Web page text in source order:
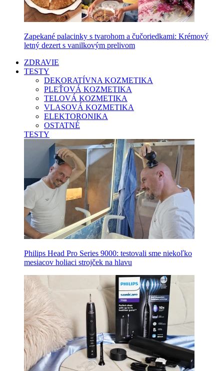
Zapekané palacinky s tvarohom a čučoriedkami: Krémový
letný dezert s vanilkovým prelivom
ZDRAVIE
TESTY
DEKORATÍVNA KOZMETIKA
PLEŤOVÁ KOZMETIKA
TELOVÁ KOZMETIKA
VLASOVÁ KOZMETIKA
ELEKTORONIKA
OSTATNÉ
TESTY
Philips Head Pro Series 9000: testovali sme niekoľko
mesiacov holiaci strojček na hlavu